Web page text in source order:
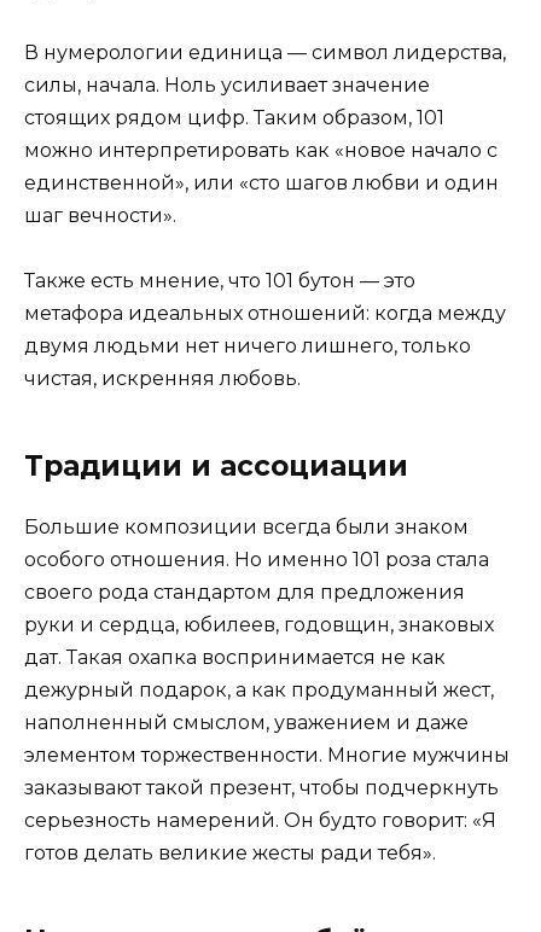
В нумерологии единица — символ лидерства,
силы, начала. Ноль усиливает значение
стоящих рядом цифр. Таким образом, 101
можно интерпретировать как «новое начало с
единственной», или «сто шагов любви и один
шаг вечности».
Также есть мнение, что 101 бутон — это
метафора идеальных отношений: когда между
двумя людьми нет ничего лишнего, только
чистая, искренняя любовь.
Традиции и ассоциации
Большие композиции всегда были знаком
особого отношения. Но именно 101 роза стала
своего рода стандартом для предложения
руки и сердца, юбилеев, годовщин, знаковых
дат. Такая охапка воспринимается не как
дежурный подарок, а как продуманный жест,
наполненный смыслом, уважением и даже
элементом торжественности. Многие мужчины
заказывают такой презент, чтобы подчеркнуть
серьезность намерений. Он будто говорит: «Я
готов делать великие жесты ради тебя».